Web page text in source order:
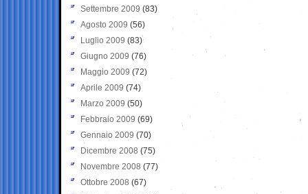
Settembre 2009 (83)
Agosto 2009 (56)
Luglio 2009 (83)
Giugno 2009 (76)
Maggio 2009 (72)
Aprile 2009 (74)
Marzo 2009 (50)
Febbraio 2009 (69)
Gennaio 2009 (70)
Dicembre 2008 (75)
Novembre 2008 (77)
Ottobre 2008 (67)